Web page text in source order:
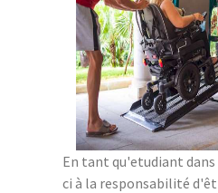
En tant qu'etudiant
ci à la responsabilité